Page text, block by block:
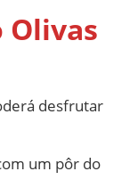
Olivas
desfrutar
um pôr do